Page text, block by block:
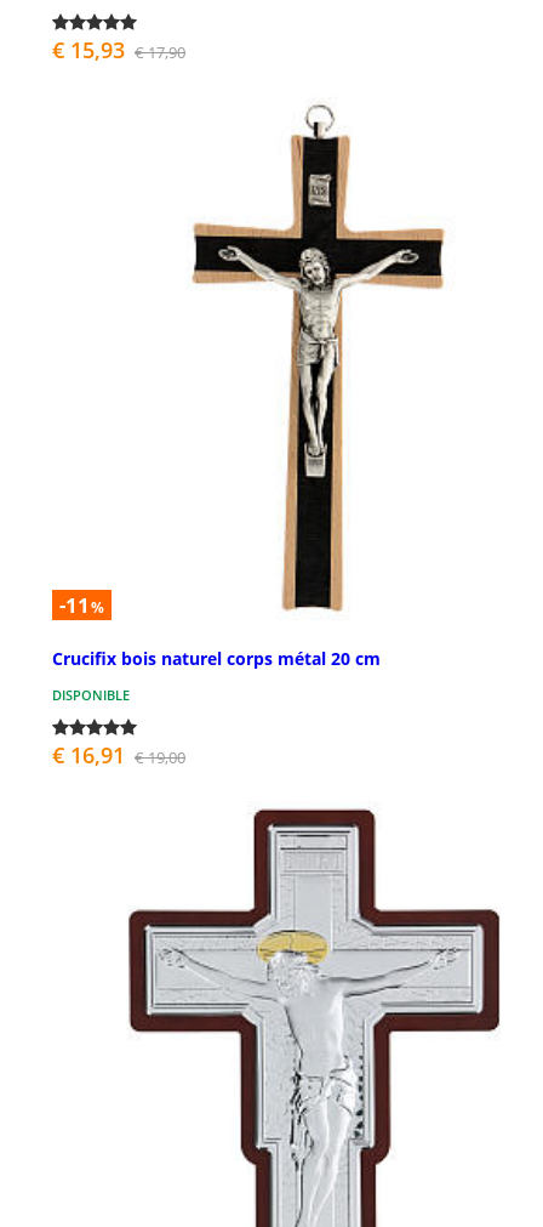
€ 15,93 € 17,90
-11 %
Crucifix bois naturel corps métal 20 cm
DISPONIBLE
€ 16,91 € 19,00